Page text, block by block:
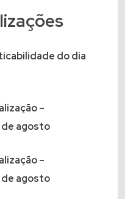
do dia
–
agosto
–
agosto